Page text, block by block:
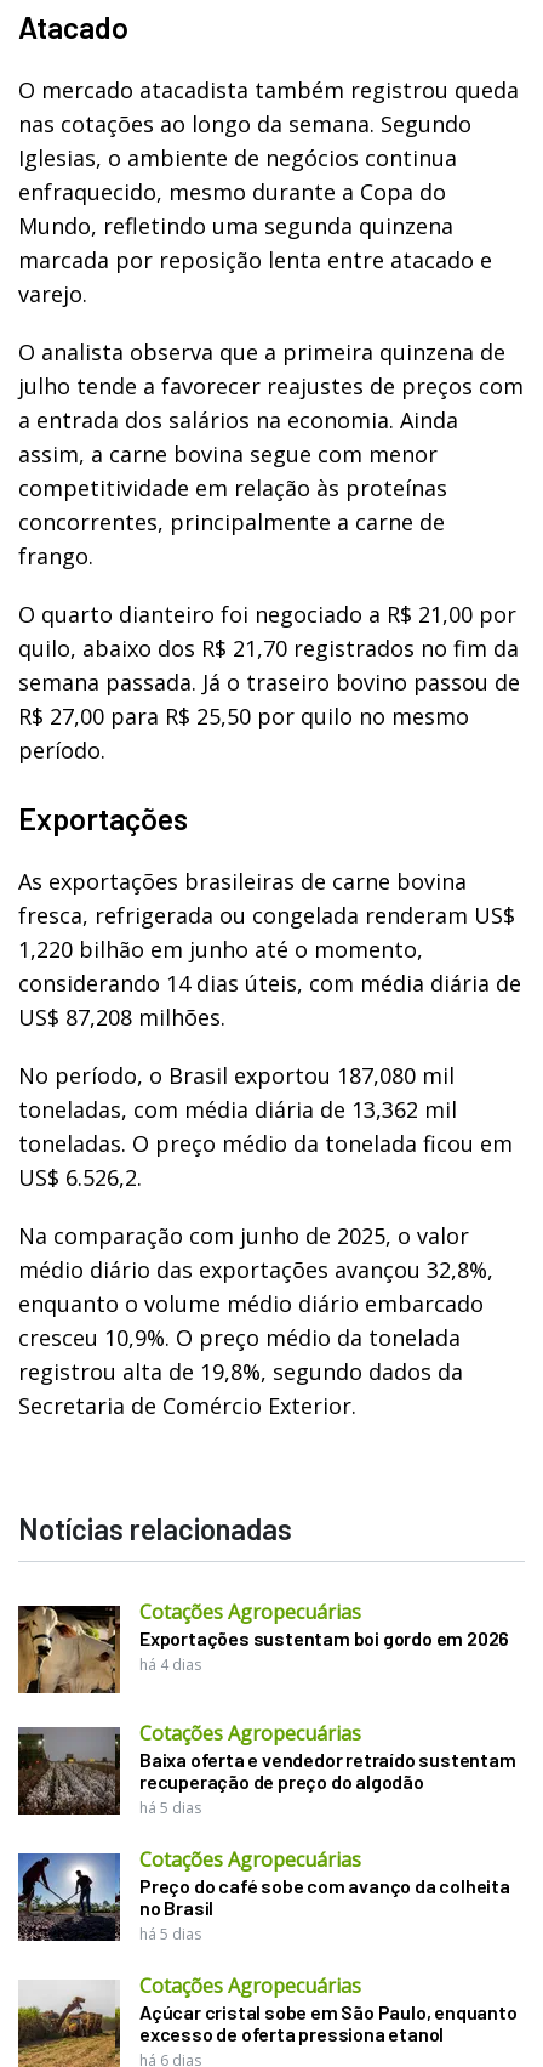
Atacado
O mercado atacadista também registrou queda
nas cotações ao longo da semana. Segundo
Iglesias, o ambiente de negócios continua
enfraquecido, mesmo durante a Copa do
Mundo, refletindo uma segunda quinzena
marcada por reposição lenta entre atacado e
varejo.
O analista observa que a primeira quinzena de
julho tende a favorecer reajustes de preços com
a entrada dos salários na economia. Ainda
assim, a carne bovina segue com menor
competitividade em relação às proteínas
concorrentes, principalmente a carne de
frango.
O quarto dianteiro foi negociado a R$ 21,00 por
quilo, abaixo dos R$ 21,70 registrados no fim da
semana passada. Já o traseiro bovino passou de
R$ 27,00 para R$ 25,50 por quilo no mesmo
período.
Exportações
As exportações brasileiras de carne bovina
fresca, refrigerada ou congelada renderam US$
1,220 bilhão em junho até o momento,
considerando 14 dias úteis, com média diária de
US$ 87,208 milhões.
No período, o Brasil exportou 187,080 mil
toneladas, com média diária de 13,362 mil
toneladas. O preço médio da tonelada ficou em
US$ 6.526,2.
Na comparação com junho de 2025, o valor
médio diário das exportações avançou 32,8%,
enquanto o volume médio diário embarcado
cresceu 10,9%. O preço médio da tonelada
registrou alta de 19,8%, segundo dados da
Secretaria de Comércio Exterior.
Notícias relacionadas
Cotações Agropecuárias
Exportações sustentam boi gordo em 2026
há 4 dias
Cotações Agropecuárias
Baixa oferta e vendedor retraído sustentam
recuperação de preço do algodão
há 5 dias
Cotações Agropecuárias
Preço do café sobe com avanço da colheita
no Brasil
há 5 dias
Cotações Agropecuárias
Açúcar cristal sobe em São Paulo, enquanto
excesso de oferta pressiona etanol
há 6 dias